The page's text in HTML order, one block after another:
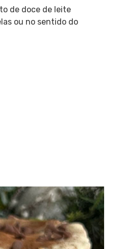
de doce de leite
ou no sentido do